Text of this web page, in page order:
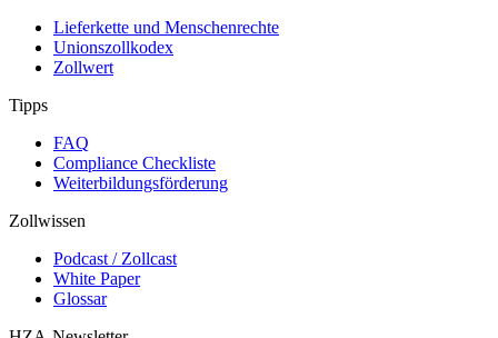
Lieferkette und Menschenrechte
Unionszollkodex
Zollwert
Tipps
FAQ
Compliance Checkliste
Weiterbildungsförderung
Zollwissen
Podcast / Zollcast
White Paper
Glossar